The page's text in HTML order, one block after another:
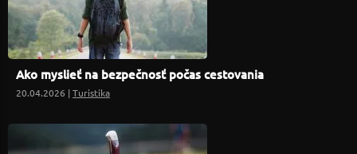
Ako myslieť na bezpečnosť počas cestovania
20.04.2026 |Turistika